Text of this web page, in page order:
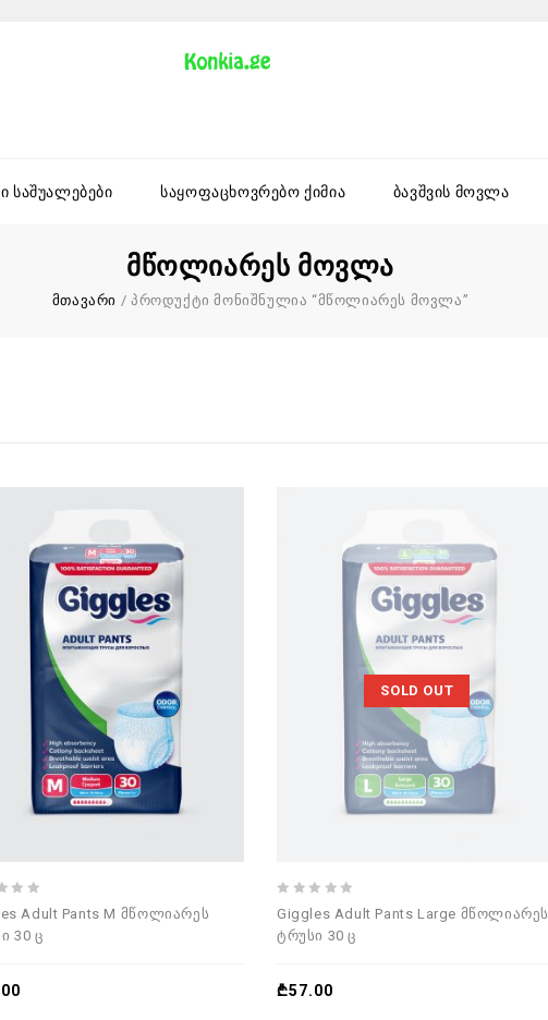
საშუალებები საყოფაცხოვრებო ქიმია ბავშვის მოვლა
Მწოლიარეს Მოვლა
მთავარი / პროდუქტი მონიშნულია “მწოლიარეს მოვლა”
Adult Pants M მწოლიარეს
30 ც
SOLD OUT
out
of
Giggles Adult Pants Large მწოლიარეს
ტრუსი 30 ც
₾57.00